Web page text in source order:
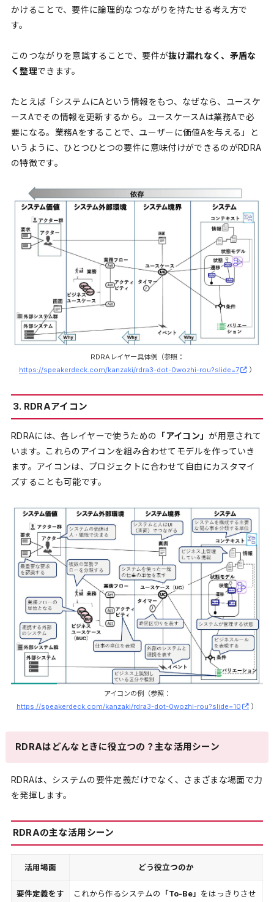
かけることで、要件に論理的なつながりを持たせる考え方で
す。
このつながりを意識することで、要件が抜け漏れなく、矛盾な
く整理できます。
たとえば「システムにAという情報をもつ、なぜなら、ユースケ
ースAでその情報を更新するから。ユースケースAは業務Aで必
要になる。業務Aをすることで、ユーザーに価値Aを与える」と
いうように、ひとつひとつの要件に意味付けができるのがRDRA
の特徴です。
RDRAレイヤー具体例（参照：
https://speakerdeck.com/kanzaki/rdra3-dot-0wozhi-rou?slide=7
）
3. RDRAアイコン
RDRAには、各レイヤーで使うための 「アイコン」が用意されて
います。これらのアイコンを組み合わせてモデルを作っていき
ます。アイコンは、プロジェクトに合わせて自由にカスタマイ
ズすることも可能です。
アイコンの例（参照：
https://speakerdeck.com/kanzaki/rdra3-dot-0wozhi-rou?slide=10
）
RDRAはどんなときに役立つの？主な活用シーン
RDRAは、システムの要件定義だけでなく、さまざまな場面で力
を発揮します。
RDRAの主な活用シーン
活用場面 どう役立つのか
要件定義をす
これから作るシステムの 「To-Be」 をはっきりさせ